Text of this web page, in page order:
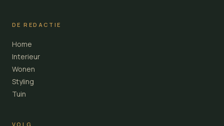
DE REDACTIE
Home
Interieur
Wonen
Styling
Tuin
VOLG